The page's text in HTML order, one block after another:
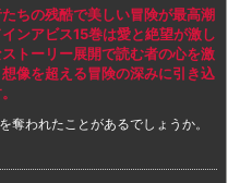
ちの残酷で美しい冒険が最高潮
ンアビス15巻は愛と絶望が激し
トーリー展開で読む者の心を激
像を超える冒険の深みに引き込
奪われたことがあるでしょうか。